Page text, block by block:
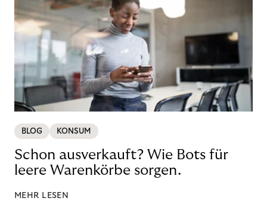
BLOG KONSUM
Schon ausverkauft? Wie Bots für
leere Warenkörbe sorgen.
MEHR LESEN